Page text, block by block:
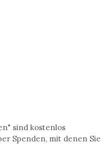
sind kostenlos
Spenden, mit denen Sie